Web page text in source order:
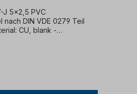
J 5x2,5 PVC
nach DIN VDE 0279 Teil
CU, blank -
nach VDE 0482-